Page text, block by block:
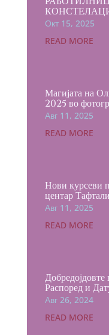
Окт 15, 2025
READ MORE
Магијата на
2025 во
Авг 11, 2025
READ MORE
Нови курсеви
центар
Авг 11, 2025
READ MORE
Добредојдовте
Распоред и
Авг 26, 2024
READ MORE